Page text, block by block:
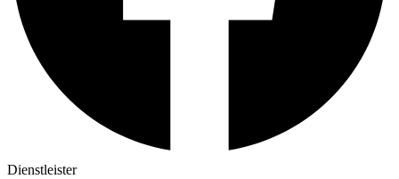
Dienstleister